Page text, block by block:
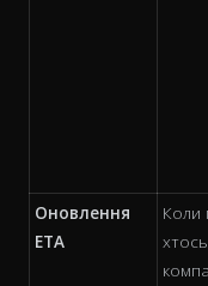
Оновлення
ETA
Коли